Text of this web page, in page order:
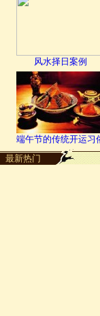
风水择日案例
端午节的传统开运习
最新热门